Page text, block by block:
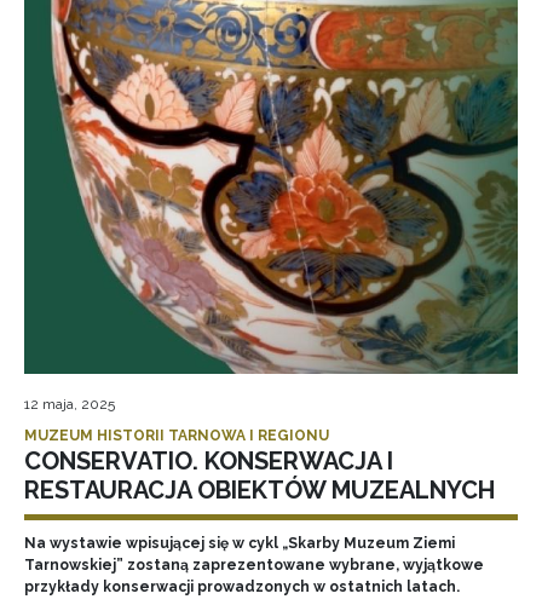
12 maja, 2025
MUZEUM HISTORII TARNOWA I REGIONU
CONSERVATIO. KONSERWACJA I
RESTAURACJA OBIEKTÓW MUZEALNYCH
Na wystawie wpisującej się w cykl „Skarby Muzeum Ziemi
Tarnowskiej” zostaną zaprezentowane wybrane, wyjątkowe
przykłady konserwacji prowadzonych w ostatnich latach.